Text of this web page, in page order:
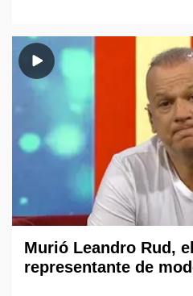
Murió Leandro Rud,
representante de